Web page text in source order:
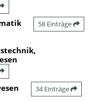
58 Einträge
34 Einträge